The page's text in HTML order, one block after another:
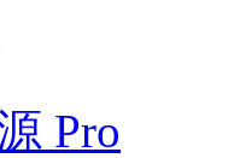
Pro